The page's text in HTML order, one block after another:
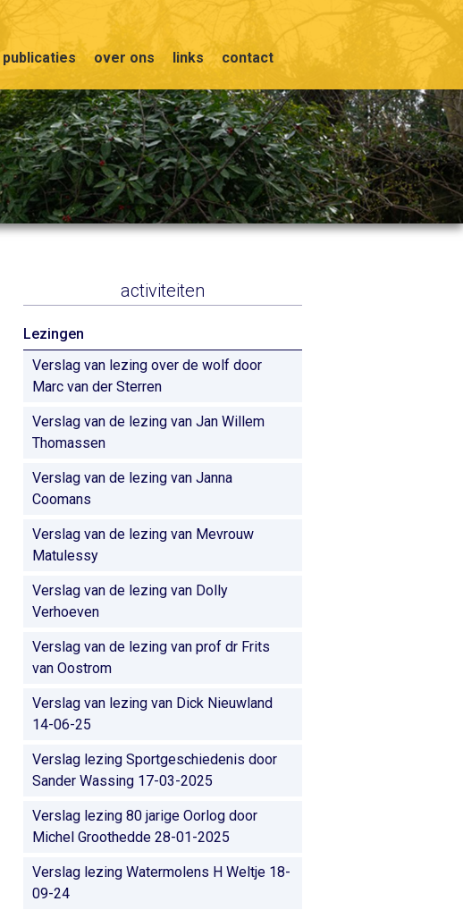
publicaties over ons links contact
activiteiten
Lezingen
Verslag van lezing over de wolf door
Marc van der Sterren
Verslag van de lezing van Jan Willem
Thomassen
Verslag van de lezing van Janna
Coomans
Verslag van de lezing van Mevrouw
Matulessy
Verslag van de lezing van Dolly
Verhoeven
Verslag van de lezing van prof dr Frits
van Oostrom
Verslag van lezing van Dick Nieuwland
14-06-25
Verslag lezing Sportgeschiedenis door
Sander Wassing 17-03-2025
Verslag lezing 80 jarige Oorlog door
Michel Groothedde 28-01-2025
Verslag lezing Watermolens H Weltje 18-
09-24